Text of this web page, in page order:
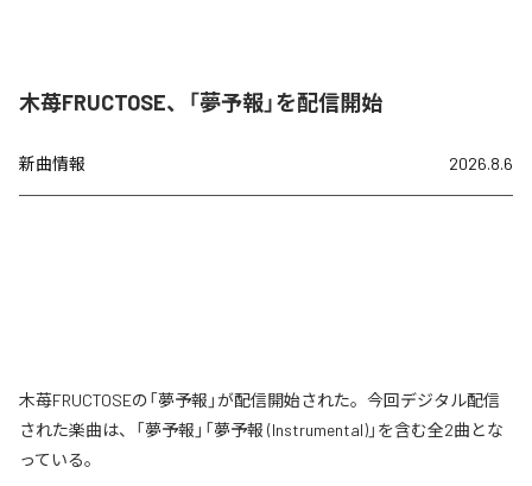
木苺FRUCTOSE、「夢予報」を配信開始
新曲情報 2026.8.6
木苺FRUCTOSEの「夢予報」が配信開始された。今回デジタル配信
された楽曲は、「夢予報」「夢予報 (Instrumental)」を含む全2曲とな
っている。